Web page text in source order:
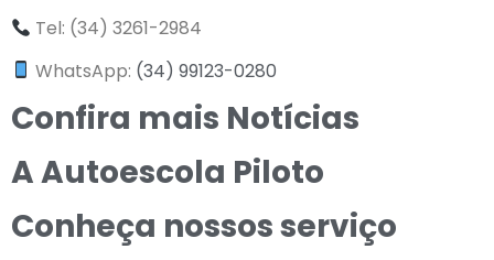
Tel: (34) 3261-2984
WhatsApp: (34) 99123-0280
Confira mais Notícias
A Autoescola Piloto
Conheça nossos serviço